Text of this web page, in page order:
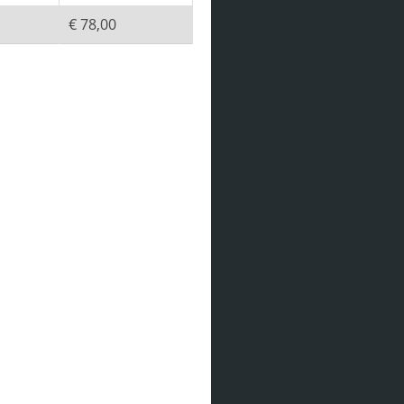
€ 78,00